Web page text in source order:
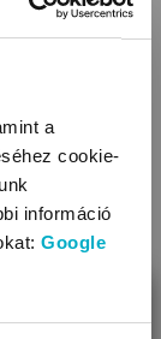
a
cookie-
információ
Google